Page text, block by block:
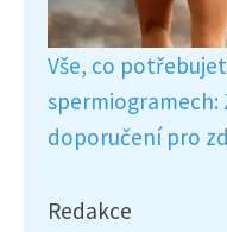
Vše, co
doporučení pro
Redakce